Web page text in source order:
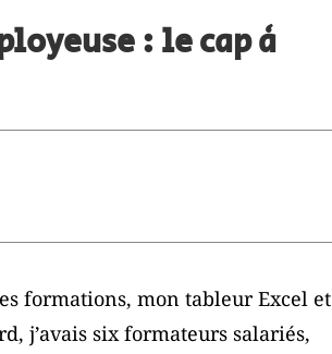
: le cap à
formations, mon tableur Excel et
j’avais six formateurs salariés,